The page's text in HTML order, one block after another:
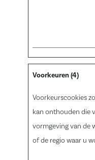
Voorkeuren (4)
Voorkeurscookies
kan onthouden die
vormgeving van de
of de regio waar u